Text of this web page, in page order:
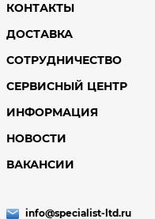
КОНТАКТЫ
ДОСТАВКА
СОТРУДНИЧЕСТВО
СЕРВИСНЫЙ ЦЕНТР
ИНФОРМАЦИЯ
НОВОСТИ
ВАКАНСИИ
info@specialist-ltd.ru